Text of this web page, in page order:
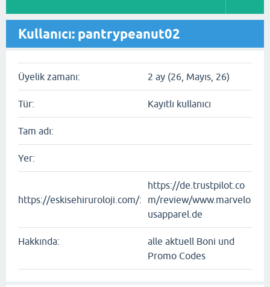
Kullanıcı: pantrypeanut02
Üyelik zamanı: 2 ay (26, Mayıs, 26)
Tür: Kayıtlı kullanıcı
Tam adı:
Yer:
https://eskisehiruroloji.com/:
https://de.trustpilot.co
m/review/www.marvelo
usapparel.de
Hakkında:
alle aktuell Boni und
Promo Codes